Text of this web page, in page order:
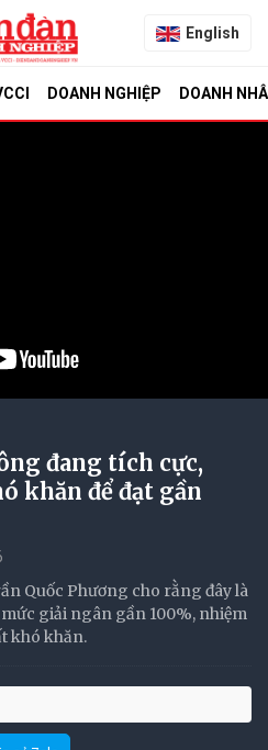
English
DOANH NGHIỆP DOANH
đang tích cực,
khăn để đạt gần
Quốc Phương cho rằng đây là
giải ngân gần 100%, nhiệm
khó khăn.